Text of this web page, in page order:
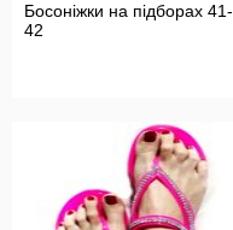
Босоніжки на підборах 41-
42